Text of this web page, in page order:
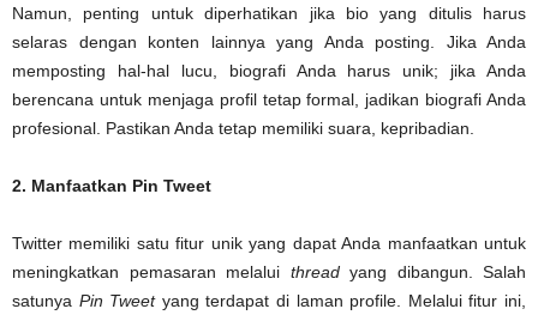
Namun, penting untuk diperhatikan jika bio yang ditulis harus
selaras dengan konten lainnya yang Anda posting. Jika Anda
memposting hal-hal lucu, biografi Anda harus unik; jika Anda
berencana untuk menjaga profil tetap formal, jadikan biografi Anda
profesional. Pastikan Anda tetap memiliki suara, kepribadian.
2. Manfaatkan Pin Tweet
Twitter memiliki satu fitur unik yang dapat Anda manfaatkan untuk
meningkatkan pemasaran melalui threadyang dibangun. Salah
satunya Pin Tweetyang terdapat di laman profile. Melalui fitur ini,